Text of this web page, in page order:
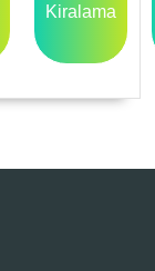
Kiralama